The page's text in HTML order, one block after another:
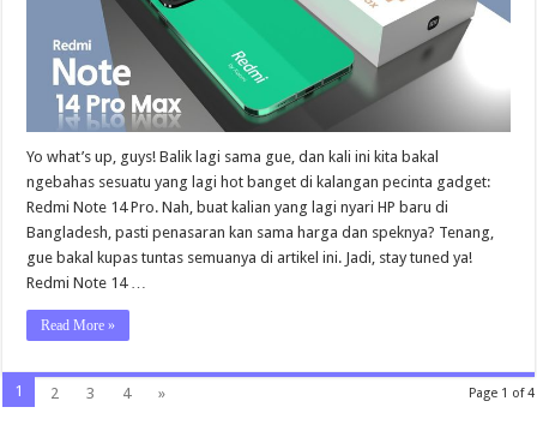
Dibahas
Tuntas!)
Yo what’s up, guys! Balik lagi sama gue, dan kali ini kita bakal
ngebahas sesuatu yang lagi hot banget di kalangan pecinta gadget:
Redmi Note 14 Pro. Nah, buat kalian yang lagi nyari HP baru di
Bangladesh, pasti penasaran kan sama harga dan speknya? Tenang,
gue bakal kupas tuntas semuanya di artikel ini. Jadi, stay tuned ya!
Redmi Note 14 …
Read More »
Page 1 of 4
1 2 3 4 »